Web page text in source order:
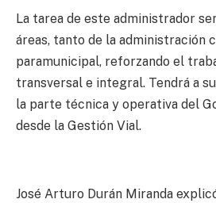
La tarea de este administrador
áreas, tanto de la administración
paramunicipal, reforzando el
transversal e integral. Tendrá a
la parte técnica y operativa del
desde la Gestión Vial.
José Arturo Durán Miranda